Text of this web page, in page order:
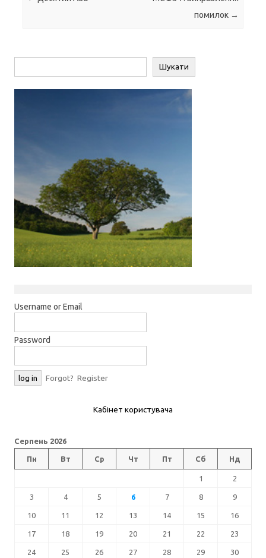
помилок →
Шукати
Username or Email
Password
Forgot? Register
Кабінет користувача
Серпень 2026
Пн Вт Ср Чт Пт Сб Нд
1 2
3 4 5 6 7 8 9
10 11 12 13 14 15 16
17 18 19 20 21 22 23
24 25 26 27 28 29 30